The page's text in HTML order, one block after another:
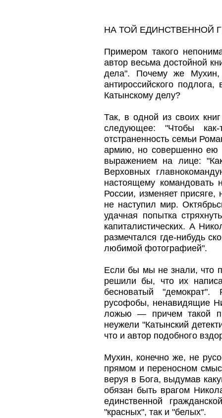
НА ТОЙ ЕДИНСТВЕННОЙ
Примером такого
автор весьма достойной
дела". Почему же Мухин,
антироссийского
Катынскому делу?
Так, в одной из своих
следующее: "Чтобы как-
отстраненность семьи
армию, но совершенно ею
выражением на лице:
Верховных
настоящему
России, изменяет присяге,
не наступил мир.
удачная попытка
капиталистических. А
размечтался где-нибудь
любимой фотографией".
Если бы мы не знали, что
решили бы, что их
бесноватый
русофобы, ненавидящие
ложью — причем такой
неужели "Катынский
что и автор подобного
Мухин, конечно же, не
прямом и переносном
веруя в Бога, выдумав
обязан быть врагом
единственной
"красных", так и "белых".